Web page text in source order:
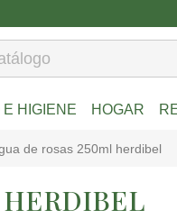
HIGIENE HOGAR
de rosas 250ml herdibel
HERDIBEL